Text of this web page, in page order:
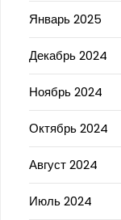
Январь 2025
Декабрь 2024
Ноябрь 2024
Октябрь 2024
Август 2024
Июль 2024